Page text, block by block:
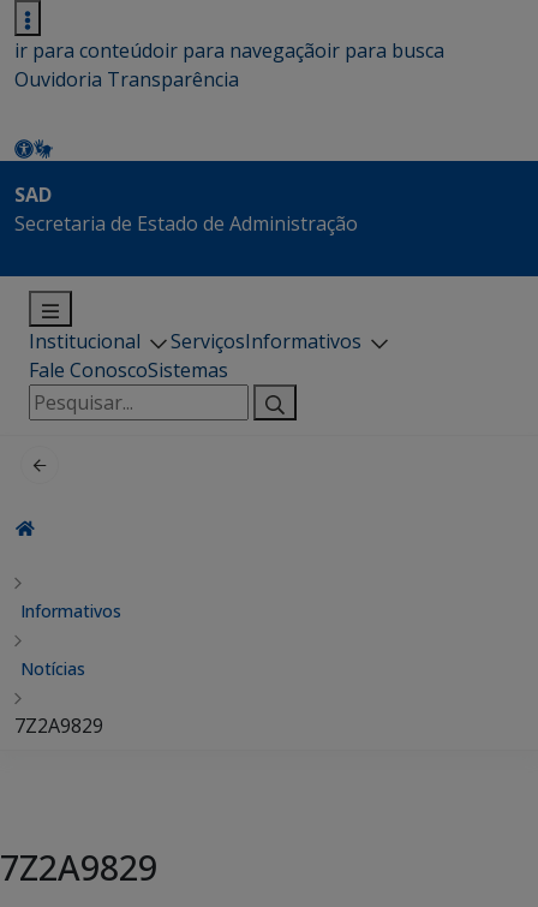
ir para conteúdoir para navegaçãoir para busca
Ouvidoria Transparência
SAD
Secretaria de Estado de Administração
Institucional ServiçosInformativos
Fale ConoscoSistemas
Pesquisar
por:
Informativos
Notícias
7Z2A9829
7Z2A9829